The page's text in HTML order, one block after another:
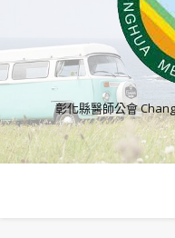
彰化縣醫師公會